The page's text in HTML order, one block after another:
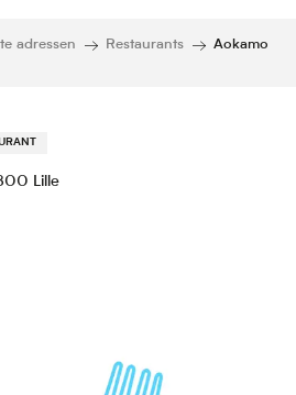
adressen Restaurants Aokamo
Lille